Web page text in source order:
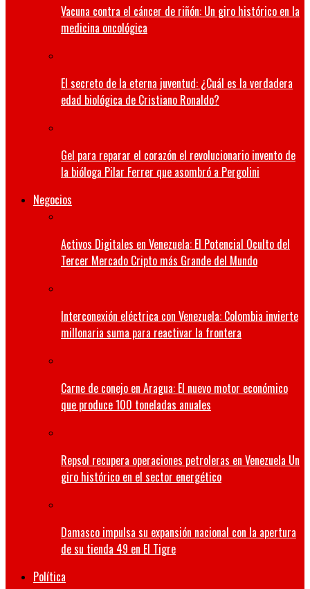
Vacuna contra el cáncer de riñón: Un giro histórico en la
medicina oncológica
El secreto de la eterna juventud: ¿Cuál es la verdadera
edad biológica de Cristiano Ronaldo?
Gel para reparar el corazón el revolucionario invento de
la bióloga Pilar Ferrer que asombró a Pergolini
Negocios
Activos Digitales en Venezuela: El Potencial Oculto del
Tercer Mercado Cripto más Grande del Mundo
Interconexión eléctrica con Venezuela: Colombia invierte
millonaria suma para reactivar la frontera
Carne de conejo en Aragua: El nuevo motor económico
que produce 100 toneladas anuales
Repsol recupera operaciones petroleras en Venezuela Un
giro histórico en el sector energético
Damasco impulsa su expansión nacional con la apertura
de su tienda 49 en El Tigre
Política